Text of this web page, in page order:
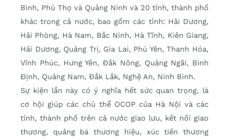
Bình, Phú Thọ và Quảng Ninh và 20 tỉnh, thành phố
khác trong cả nước, bao gồm các tỉnh: Hải Dương,
Hải Phòng, Hà Nam, Bắc Ninh, Hà Tĩnh, Kiên Giang,
Hải Dương, Quảng Trị, Gia Lai, Phú Yên, Thanh Hóa,
Vĩnh Phúc, Hưng Yên, Đắk Nông, Quảng Ngãi, Bình
Định, Quảng Nam, Đắk Lắk, Nghệ An, Ninh Bình.
Sự kiện lần này có ý nghĩa hết sức quan trọng, là
cơ hội giúp các chủ thể OCOP của Hà Nội và các
tỉnh, thành phố trên cả nước giao lưu, kết nối giao
thương, quảng bá thương hiệu, xúc tiến thương